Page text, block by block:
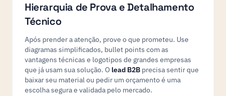
Hierarquia de Prova e Detalhamento
Técnico
Após prender a atenção, prove o que prometeu. Use
diagramas simplificados, bullet points com as
vantagens técnicas e logotipos de grandes empresas
que já usam sua solução. O lead B2B precisa sentir que
baixar seu material ou pedir um orçamento é uma
escolha segura e validada pelo mercado.